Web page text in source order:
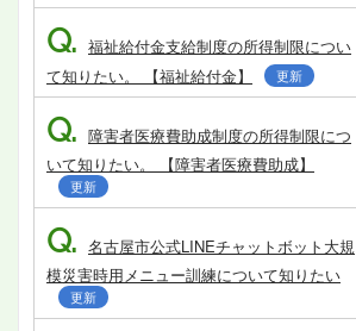
Q. 福祉給付金支給制度の所得制限につい
て知りたい。 【福祉給付金】
更新
Q. 障害者医療費助成制度の所得制限につ
いて知りたい。 【障害者医療費助成】
更新
Q. 名古屋市公式LINEチャットボット大規
模災害時用メニュー訓練について知りたい
更新